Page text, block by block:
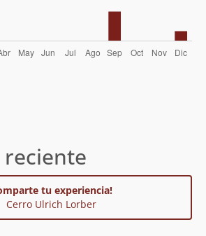
tu experiencia!
Cerro Ulrich Lorber